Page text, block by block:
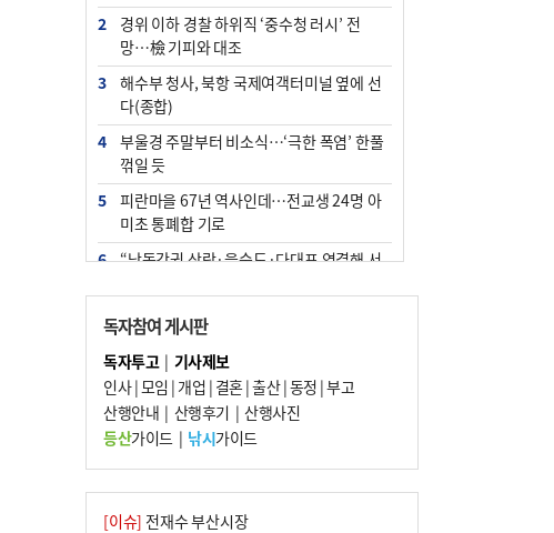
2
경위 이하 경찰 하위직 ‘중수청 러시’ 전
망…檢 기피와 대조
3
해수부 청사, 북항 국제여객터미널 옆에 선
다(종합)
4
부울경 주말부터 비소식…‘극한 폭염’ 한풀
꺾일 듯
5
피란마을 67년 역사인데…전교생 24명 아
미초 통폐합 기로
6
“낙동강권 삼락·을숙도·다대포 연결해 서
7
오늘의 날씨- 2026년 8월 7일
8
외국인 선원 ‘인신매매 경유지’ 된 부산…
우려가 현실로
9
[사설] 해수부 신청사 북항으로 확정, 해양
수도 도약의 전환점
10 르노 못 타는 부산시장…관용차 규정에 막
힌 지역기업 응원
독자참여 게시판
독자투고| 기사제보
인사|모임 | 개업 | 결혼|출산|동정 |부고
산행안내 | 산행후기 | 산행사진
등산가이드| 낚시가이드
[이슈] 전재수 부산시장